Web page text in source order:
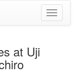
at Uji